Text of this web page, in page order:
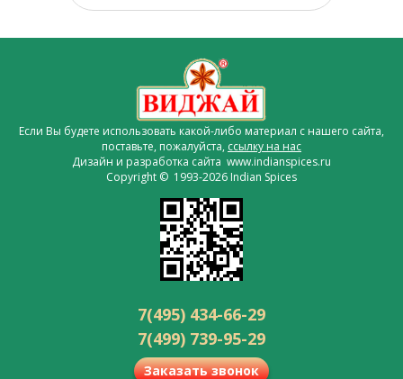
Если Вы будете использовать какой-либо материал с нашего сайта,
поставьте, пожалуйста, ссылку на нас
Дизайн и разработка сайта www.indianspices.ru
Copyright © 1993-2026 Indian Spices
7(495) 434-66-29
7(499) 739-95-29
Заказать звонок